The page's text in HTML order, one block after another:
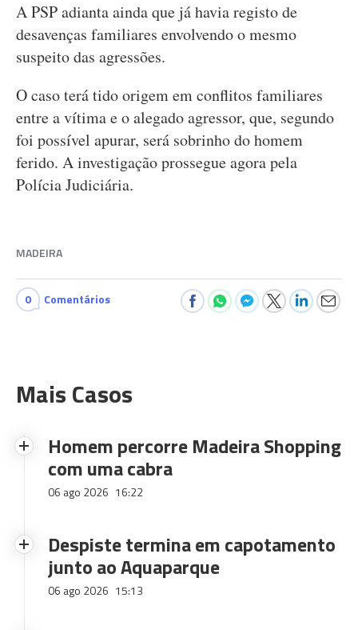
A PSP adianta ainda que já havia registo de
desavenças familiares envolvendo o mesmo
suspeito das agressões.
O caso terá tido origem em conflitos familiares
entre a vítima e o alegado agressor, que, segundo
foi possível apurar, será sobrinho do homem
ferido. A investigação prossegue agora pela
Polícia Judiciária.
MADEIRA
0 Comentários
Mais Casos
Homem percorre Madeira Shopping
com uma cabra
06 ago 2026 16:22
Despiste termina em capotamento
junto ao Aquaparque
06 ago 2026 15:13